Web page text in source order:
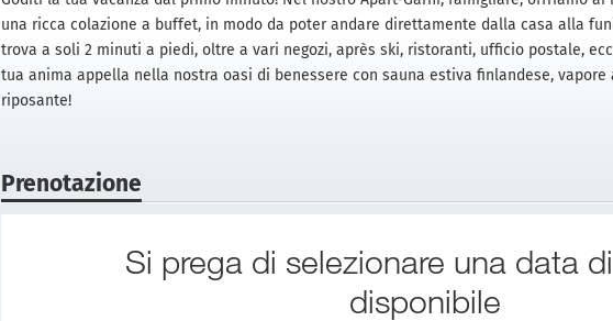
una ricca colazione a buffet, in modo da poter andare direttamente dalla casa alla
trova a soli 2 minuti a piedi, oltre a vari negozi, après ski, ristoranti, ufficio postale,
tua anima appella nella nostra oasi di benessere con sauna estiva finlandese, vapore
riposante!
Prenotazione
Si prega di selezionare una data
disponibile